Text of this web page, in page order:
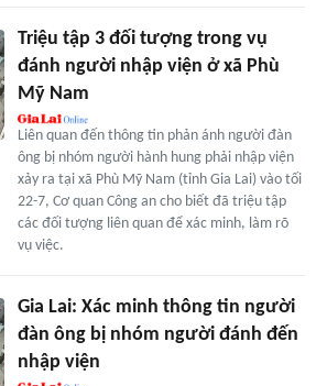
Triệu tập 3 đối tượng trong vụ
đánh người nhập viện ở xã Phù
Mỹ Nam
Liên quan đến thông tin phản ánh người đàn
ông bị nhóm người hành hung phải nhập viện
xảy ra tại xã Phù Mỹ Nam (tỉnh Gia Lai) vào tối
22-7, Cơ quan Công an cho biết đã triệu tập
các đối tượng liên quan để xác minh, làm rõ
vụ việc.
Gia Lai: Xác minh thông tin người
đàn ông bị nhóm người đánh đến
nhập viện